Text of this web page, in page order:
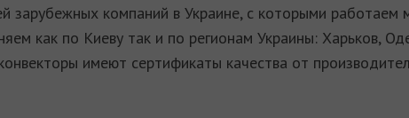
зарубежных компаний в Украине, с которыми работаем
как по Киеву так и по регионам Украины: Харьков,
имеют сертификаты качества от